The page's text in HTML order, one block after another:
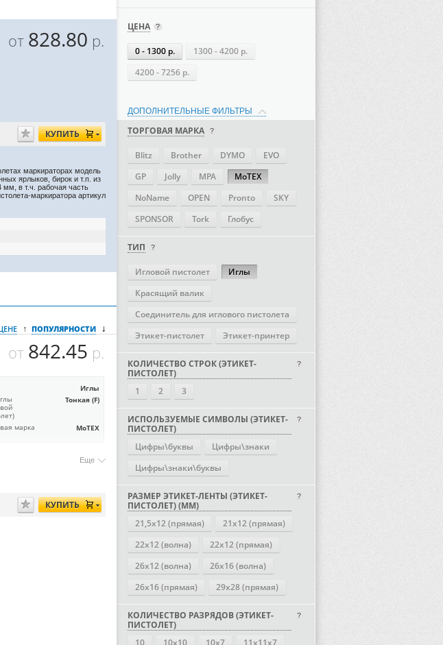
ЦЕНА
0 - 1300 р.
1300 - 4200 р.
4200 - 7256 р.
ДОПОЛНИТЕЛЬНЫЕ ФИЛЬТРЫ
ТОРГОВАЯ МАРКА
Blitz Brother DYMO
EVO
GP
Jolly MPA
MoTEX
NoName
OPEN Pronto
SKY
SPONSOR
Tork Глобус
ТИП
Игловой пистолет
Иглы
Красящий валик
Соединитель для иглового пистолета
Этикет-пистолет
Этикет-принтер
КОЛИЧЕСТВО СТРОК (ЭТИКЕТ-
ПИСТОЛЕТ)
1
2 3
ИСПОЛЬЗУЕМЫЕ СИМВОЛЫ (ЭТИКЕТ-
ПИСТОЛЕТ)
Цифры\буквы
Цифры\знаки
Цифры\знаки\буквы
РАЗМЕР ЭТИКЕТ-ЛЕНТЫ (ЭТИКЕТ-
ПИСТОЛЕТ) (ММ)
21,5х12 (прямая)
21х12 (прямая)
22х12 (волна)
22х12 (прямая)
26х12 (волна)
26х16 (волна)
26х16 (прямая)
29х28 (прямая)
КОЛИЧЕСТВО РАЗРЯДОВ (ЭТИКЕТ-
ПИСТОЛЕТ)
10
10х10 10х7
11х11х7
от 828.80 р.
КУПИТЬ
маркираторах модель
ярлыков, бирок и т.п. из
в т.ч. рабочая часть
маркиратора артикул
↑ ПОПУЛЯРНОСТИ ↓
от 842.45 р.
Иглы
Тонкая (F)
марка MoTEX
Еще
КУПИТЬ